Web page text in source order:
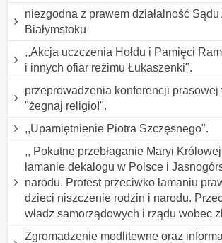
niezgodna z prawem działalność
Białymstoku
,,Akcja uczczenia Hołdu i Pamięci
i innych ofiar reżimu Łukaszenki".
przeprowadzenia konferencji prasowej
"żegnaj religio!".
,,Upamiętnienie Piotra Szczęsnego".
,, Pokutne przebłaganie Maryi
łamanie dekalogu w Polsce i
narodu. Protest przeciwko łamaniu
dzieci niszczenie rodzin i narodu.
władz samorządowych i rządu wobec
Zgromadzenie modlitewne oraz